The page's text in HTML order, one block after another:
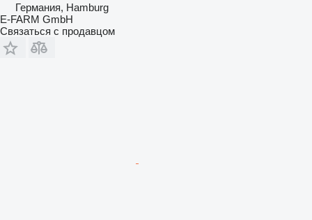
Германия, Hamburg
E-FARM GmbH
Связаться с продавцом